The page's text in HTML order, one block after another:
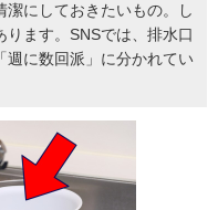
潔にしておきたいもの。し
ます。SNSでは、排水口
週に数回派」に分かれてい